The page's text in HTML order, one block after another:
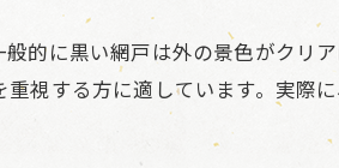
網戸交換費用で無駄を省く
材料費と作業費で比較する
費用を抑えた網戸交換の工
地元で相談できる網戸選びの安
的に黒い網戸は外の景色がクリ
視する方に適しています。実際